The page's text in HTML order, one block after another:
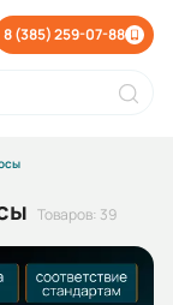
8 (385) 259-07-88
Товаров: 39